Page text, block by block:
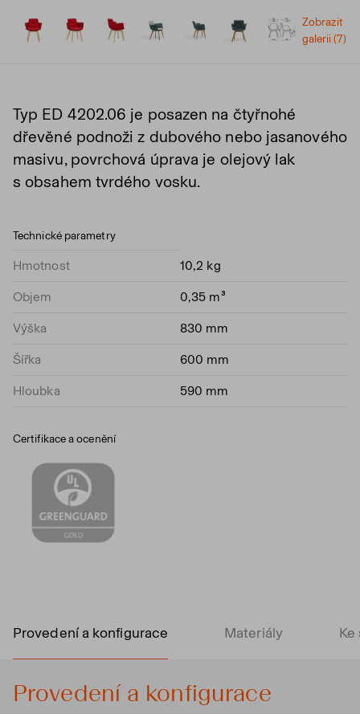
Zobrazit
galerii (7)
Typ ED 4202.06 je posazen na čtyřnohé
dřevěné podnoži z dubového nebo jasanového
masivu, povrchová úprava je olejový lak
s obsahem tvrdého vosku.
Technické parametry
Hmotnost 10,2 kg
Objem 0,35 m³
Výška 830 mm
Šířka 600 mm
Hloubka 590 mm
Certifikace a ocenění
Provedení a konfigurace Materiály Ke
Provedení a konfigurace